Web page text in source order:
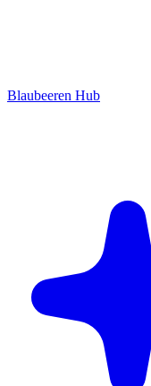
Blaubeeren Hub